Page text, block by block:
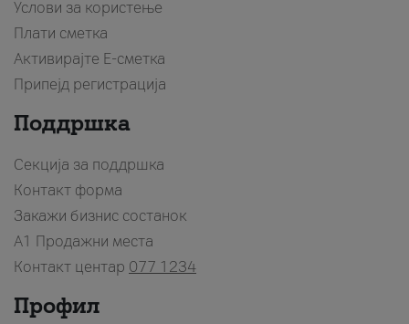
Услови за користење
Плати сметка
Активирајте Е-сметка
Припејд регистрација
Поддршка
Секција за поддршка
Контакт форма
Закажи бизнис состанок
A1 Продажни места
Контакт центар 077 1234
Профил